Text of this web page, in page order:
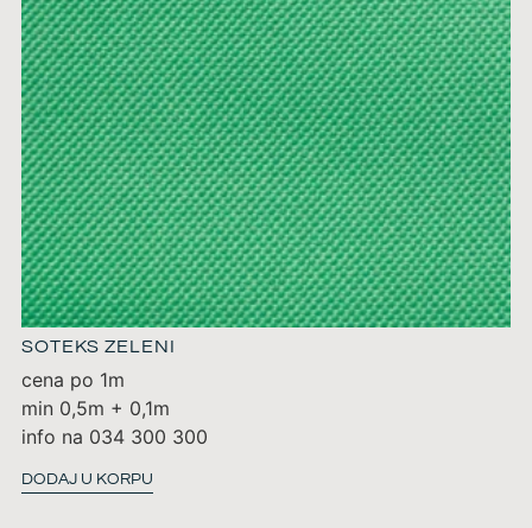
SOTEKS ZELENI
cena po 1m
min 0,5m + 0,1m
info na 034 300 300
DODAJ U KORPU